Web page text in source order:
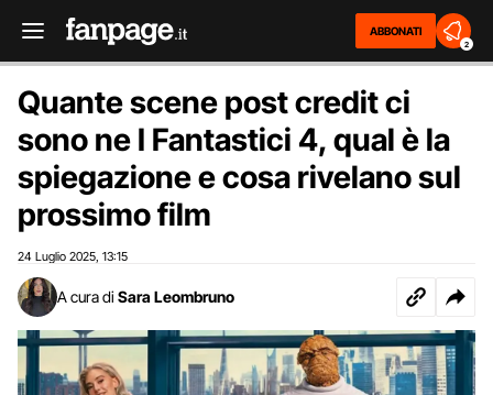
ABBONATI
2
Quante scene post credit ci
sono ne I Fantastici 4, qual è la
spiegazione e cosa rivelano sul
prossimo film
24 Luglio 2025 13:15
A cura di Sara Leombruno